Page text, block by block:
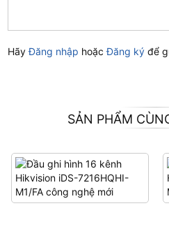
HãyĐăng nhập hoặcĐăng ký để
SẢN PHẨM